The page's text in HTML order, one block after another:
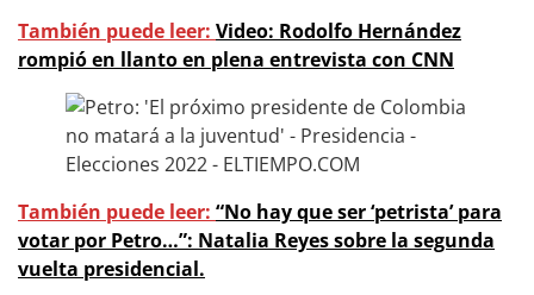
También puede leer: Video: Rodolfo Hernández
rompió en llanto en plena entrevista con CNN
También puede leer: “No hay que ser ‘petrista’ para
votar por Petro…”: Natalia Reyes sobre la segunda
vuelta presidencial.